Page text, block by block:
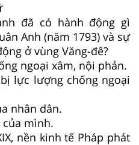
đã có hành động gì
Anh (năm 1793) và sự
ở vùng Văng-đê?
ngoại xâm, nội phản.
lực lượng chống ngoại
nhân dân.
của mình.
nền kinh tế Pháp phát